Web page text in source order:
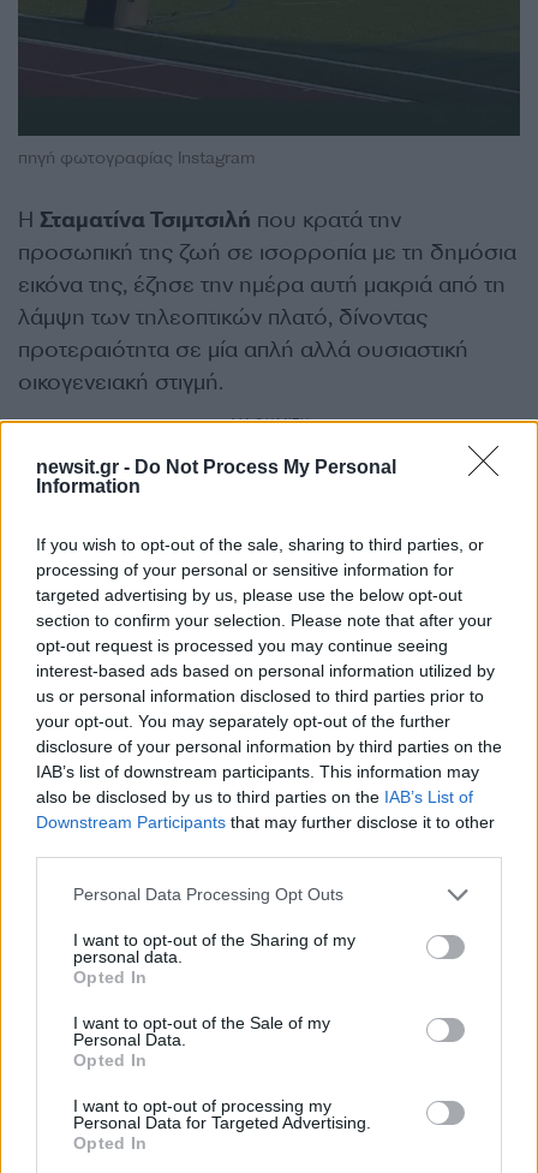
newsit.gr - Do Not Process My Personal
Information
If you wish to opt-out of the sale, sharing to third parties, or
processing of your personal or sensitive information for
targeted advertising by us, please use the below opt-out
section to confirm your selection. Please note that after your
opt-out request is processed you may continue seeing
interest-based ads based on personal information utilized by
us or personal information disclosed to third parties prior to
your opt-out. You may separately opt-out of the further
disclosure of your personal information by third parties on the
IAB’s list of downstream participants. This information may
also be disclosed by us to third parties on the IAB’s List of
Downstream Participants that may further disclose it to other
Please note that this website/app uses one or more Google
not limited to your visit or usage behaviour. You may click to
grant or deny consent to Google and its third-party tags to
use your data for below specified purposes in below Google
consent section.
Personal Data Processing Opt Outs
I want to opt-out of the Sharing of my
personal data.
Opted In
I want to opt-out of the Sale of my
Personal Data.
Opted In
I want to opt-out of processing my
Personal Data for Targeted Advertising.
Opted In
πηγή φωτογραφίας Instagram
Η Σταματίνα Τσιμτσιλή που κρατά την
προσωπική της ζωή σε ισορροπία με τη δημόσια
εικόνα της, έζησε την ημέρα αυτή μακριά από τη
λάμψη των τηλεοπτικών πλατό, δίνοντας
προτεραιότητα σε μία απλή αλλά ουσιαστική
οικογενειακή στιγμή.
ΔΙΑΦΗΜΙΣΗ
Αν τα χάσατε
Marfin: «Δεν υπάρχει
ταυτοποίηση» λέει ο
δικηγόρος της 46χρονης –
Η ξανθιά κοτσίδα και η
εξέταση του 2022 για την
ίδια υπόθεση
πατέρα του σε
– «Δεν είπε ποτέ ότι